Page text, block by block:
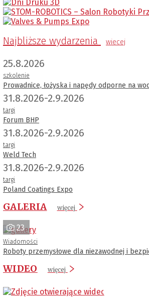
Najbliższe wydarzenia wiecej
25.8.2026
szkolenie
Prowadnice, łożyska i napędy odporne na
31.8.2026-2.9.2026
targi
Forum BHP
31.8.2026-2.9.2026
targi
Weld Tech
31.8.2026-2.9.2026
targi
Poland Coatings Expo
GALERIA więcej
23
Wiadomości
Roboty przemysłowe dla niezawodnej i
WIDEO więcej